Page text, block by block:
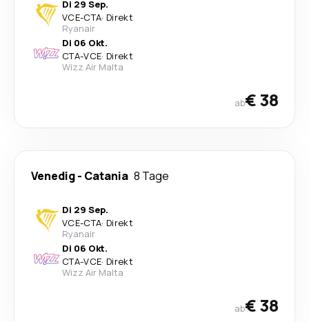
Di 29 Sep.
VCE-CTA· Direkt
Ryanair
Di 06 Okt.
CTA-VCE· Direkt
Wizz Air Malta
ab€ 38
Venedig- Catania 8 Tage
Di 29 Sep.
VCE-CTA· Direkt
Ryanair
Di 06 Okt.
CTA-VCE· Direkt
Wizz Air Malta
ab€ 38